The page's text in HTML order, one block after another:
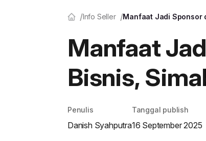
Info Seller Manfaat Jadi Sponsor
Manfaat
Bisnis,
Penulis
Danish Syahputra
Tanggal publish
16 September 2025